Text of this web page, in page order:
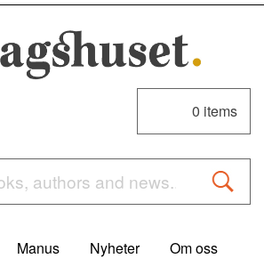
0 items
Manus Nyheter Om oss